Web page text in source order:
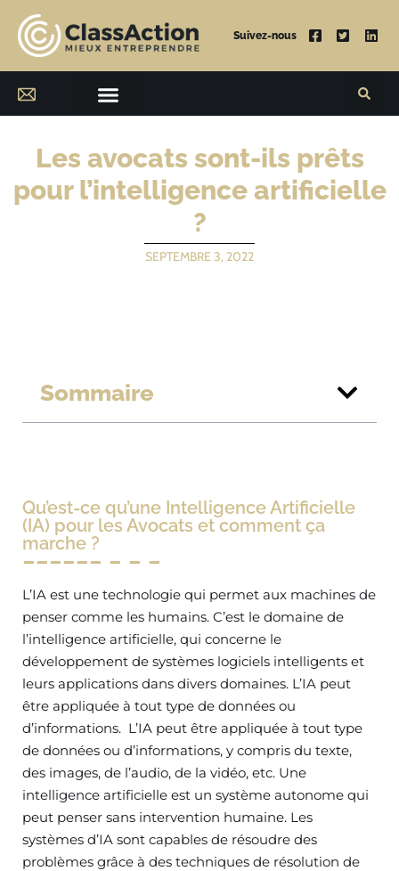
Suivez-nous
Les avocats sont-ils prêts
pour l’intelligence artificielle
?
SEPTEMBRE 3, 2022
Sommaire
Qu’est-ce qu’une Intelligence Artificielle
(IA) pour les Avocats et comment ça
marche ?
L’IA est une technologie qui permet aux machines de
penser comme les humains. C’est le domaine de
l’intelligence artificielle, qui concerne le
développement de systèmes logiciels intelligents et
leurs applications dans divers domaines. L’IA peut
être appliquée à tout type de données ou
d’informations. L’IA peut être appliquée à tout type
de données ou d’informations, y compris du texte,
des images, de l’audio, de la vidéo, etc. Une
intelligence artificielle est un système autonome qui
peut penser sans intervention humaine. Les
systèmes d’IA sont capables de résoudre des
problèmes grâce à des techniques de résolution de